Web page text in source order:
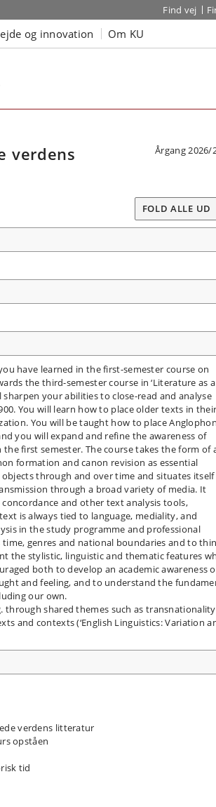
Find vej
og innovation Om KU
verdens
Årgang 2026/
FOLD ALLE UD
have learned in the first-semester course on
the third-semester course in ‘Literature as a
your abilities to close-read and analyse
You will learn how to place older texts in
You will be taught how to place
you will expand and refine the awareness of
first semester. The course takes the form of
formation and canon revision as essential
through and over time and situates itself
through a broad variety of media. It
and other text analysis tools,
is always tied to language, mediality, and
in the study programme and professional
genres and national boundaries and to
the stylistic, linguistic and thematic features
both to develop an academic awareness
and feeling, and to understand the
our own.
through shared themes such as transnationality
and contexts (‘English Linguistics: Variation
verdens litteratur
opståen
tid